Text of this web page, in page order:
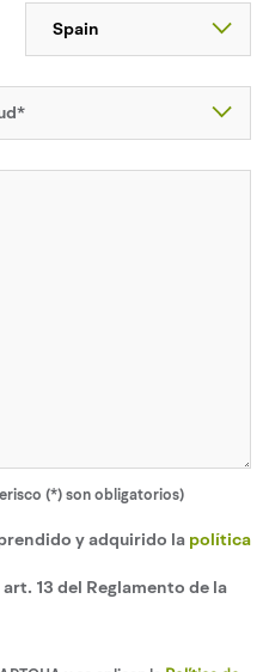
(*) son obligatorios)
y adquirido la política
13 del Reglamento de la